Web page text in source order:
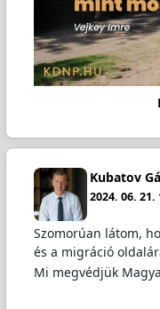
Kubatov
2024. 06. 21.
Szomorúan látom,
és a migráció
Mi megvédjük